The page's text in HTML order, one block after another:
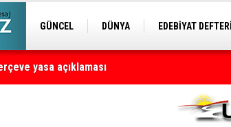
GÜNCEL DÜNYA EDEBİYAT DEFTERİ